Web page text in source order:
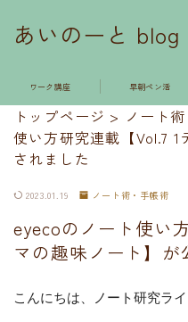
あいのーと blog
ワーク講座 早朝ペン活
トップページ > ノート
使い方研究連載【Vol.7
されました
2023.01.19 ノート術・手帳術
eyecoのノート使い
マの趣味ノート】が
こんにちは、ノート研究ライ